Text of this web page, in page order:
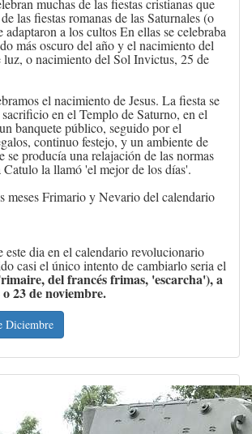
muchas de las fiestas cristianas que
las fiestas romanas de las Saturnales (o
adaptaron a los cultos En ellas se celebraba
más oscuro del año y el nacimiento del
luz, o nacimiento del Sol Invictus, 25 de
el nacimiento de Jesus. La fiesta se
en el Templo de Saturno, en el
banquete público, seguido por el
continuo festejo, y un ambiente de
se producía una relajación de las normas
Catulo la llamó 'el mejor de los días'.
meses Frimario y Nevario del calendario
este dia en el calendario revolucionario
casi el único intento de cambiarlo seria el
del francés frimas, 'escarcha'), a
23 de noviembre.
Diciembre